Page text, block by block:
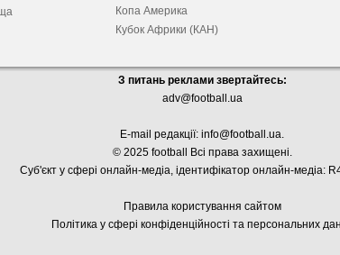
Копа Америка
Кубок Африки (КАН)
З питань реклами звертайтесь:
adv@football.ua
E-mail редакції: info@football.ua.
© 2025 football Всі права захищені.
Суб'єкт у сфері онлайн-медіа, ідентифікатор онлайн-медіа:
Правила користування сайтом
Політика у сфері конфіденційності та персональних